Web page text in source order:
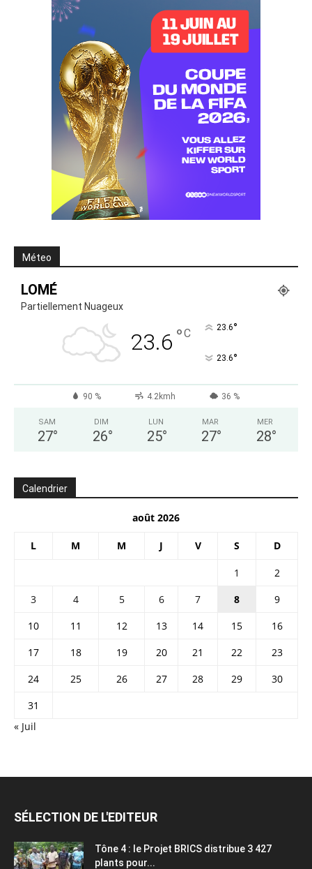
Méteo
LOMÉ
Partiellement Nuageux
23.6 °C 23.6°
23.6°
90 % 4.2kmh 36 %
SAM
27°
DIM
26°
LUN
25°
MAR
27°
MER
28°
Calendrier
août 2026
L M M J V S D
1
2
3
4 5 6 7 8
9
10
11 12 13 14 15
16
17
18 19 20 21 22
23
24
25 26 27 28 29
30
31
« Juil
SÉLECTION DE L'EDITEUR
Tône 4 : le Projet BRICS distribue 3 427
plants pour...